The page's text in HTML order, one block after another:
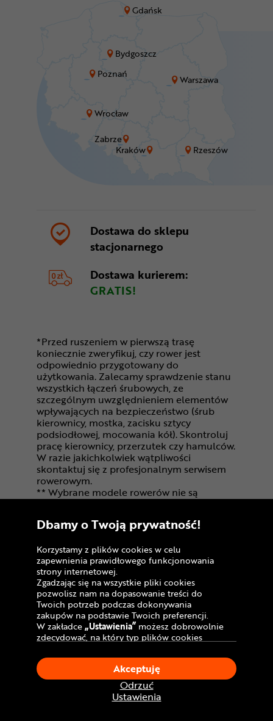
Bydgoszcz
Gdańsk
Kraków
Poznań
Rzeszów
Warszawa
Wrocław
Zabrze
Dostawa do sklepu
stacjonarnego
Dostawa kurierem:
GRATIS!
*Przed ruszeniem w pierwszą trasę
koniecznie zweryfikuj, czy rower jest
odpowiednio przygotowany do
użytkowania. Zalecamy sprawdzenie stanu
wszystkich łączeń śrubowych, ze
szczególnym uwzględnieniem elementów
wpływających na bezpieczeństwo (śrub
kierownicy, mostka, zacisku sztycy
podsiodłowej, mocowania kół). Skontroluj
pracę kierownicy, przerzutek czy hamulców.
W razie jakichkolwiek wątpliwości
skontaktuj się z profesjonalnym serwisem
rowerowym.
** Wybrane modele rowerów nie są
wyposażone fabrycznie przez producentów
doświadczeni rowerzyści dobierają
preferencji. Informacja o pełnym
wyposażeniu roweru dostępna jest w opisie,
specyfikacji i na fotografiach danego
modelu na naszej stronie i w karcie
produktu.
Foteliki rowerowe OkBaby
Foteliki rowerowe z funkcją spania
Dbamy o Twoją prywatność!
Korzystamy z plików cookies w celu
zapewnienia prawidłowego funkcjonowania
strony internetowej.
Zgadzając się na wszystkie pliki cookies
pozwolisz nam na dopasowanie treści do
Twoich potrzeb podczas dokonywania
zakupów na podstawie Twoich preferencji.
W zakładce„Ustawienia” możesz dobrowolnie
zdecydować, na który typ plików cookies
Klikając„Akceptuję”, wyrażasz zgodę na
stosowanie ciasteczek zgodnie z ustawieniami
Twojej przeglądarki.
W dowolnym momencie, możesz dokonać
zmiany swojego wyboru klikając opcję
Ustawienia
Odrzuć
Akceptuję